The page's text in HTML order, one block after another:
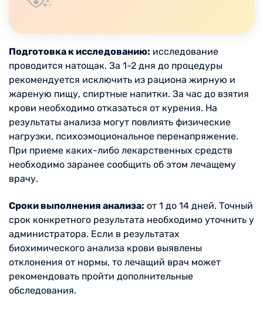
Подготовка к исследованию: исследование
проводится натощак. За 1-2 дня до процедуры
рекомендуется исключить из рациона жирную и
жареную пищу, спиртные напитки. За час до взятия
крови необходимо отказаться от курения. На
результаты анализа могут повлиять физические
нагрузки, психоэмоциональное перенапряжение.
При приеме каких-либо лекарственных средств
необходимо заранее сообщить об этом лечащему
врачу.
Сроки выполнения анализа: от 1 до 14 дней. Точный
срок конкретного результата необходимо уточнить у
администратора. Если в результатах
биохимического анализа крови выявлены
отклонения от нормы, то лечащий врач может
рекомендовать пройти дополнительные
обследования.